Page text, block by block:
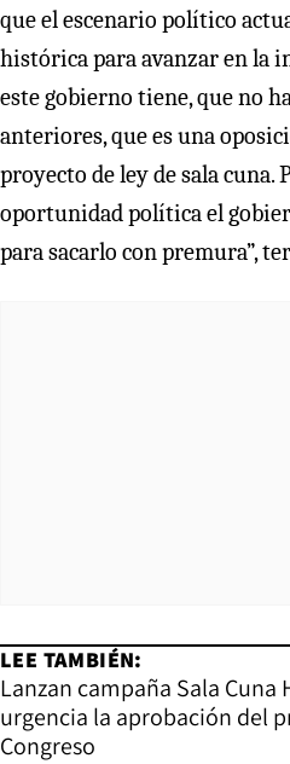
que el escenario político
histórica para avanzar en la
este gobierno tiene, que no
anteriores, que es una
proyecto de ley de sala cuna.
oportunidad política el
para sacarlo con premura”,
LEE TAMBIÉN:
Lanzan campaña Sala Cuna
urgencia la aprobación del
Congreso